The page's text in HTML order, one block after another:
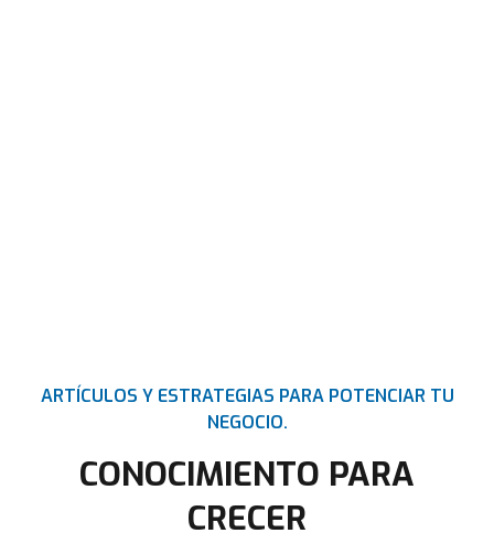
ARTÍCULOS Y ESTRATEGIAS PARA POTENCIAR TU
NEGOCIO.
CONOCIMIENTO PARA
CRECER